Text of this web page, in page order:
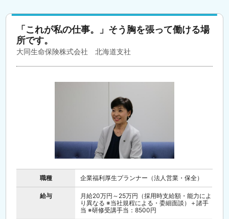
「これが私の仕事。」そう胸を張って働ける場
所です。
大同生命保険株式会社 北海道支社
職種 企業福利厚生プランナー（法人営業・保全）
給与
月給20万円～25万円（採用時支給額・能力によ
り異なる ※当社規程による・委細面談）＋諸手
当 ※研修受講手当：8500円